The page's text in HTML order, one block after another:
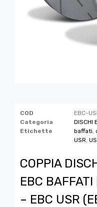
COD
EBC-
Categoria
DISCHI
Etichette
baffati
USR
COPPIA
EBC
– EBC USR